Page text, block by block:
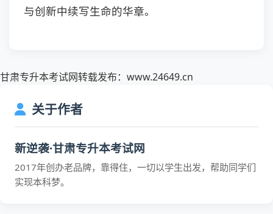
与创新中续写生命的华章。
甘肃专升本考试网转载发布：www.24649.cn
关于作者
新逆袭·甘肃专升本考试网
2017年创办老品牌，靠得住，一切以学生出发，帮助同学们
实现本科梦。